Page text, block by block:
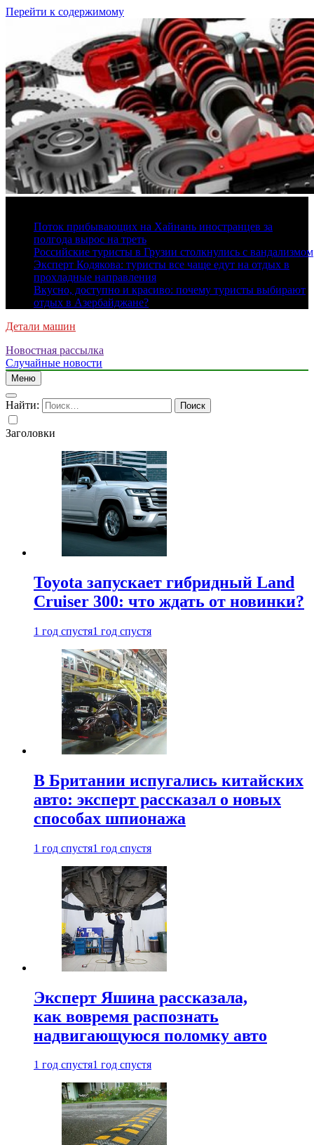
Перейти к содержимому
Поток прибывающих на Хайнань иностранцев за
полгода вырос на треть
Российские туристы в Грузии столкнулись с вандализмом
Эксперт Кодякова: туристы все чаще едут на отдых в
прохладные направления
Вкусно, доступно и красиво: почему туристы выбирают
отдых в Азербайджане?
Детали машин
Новостная рассылка
Случайные новости
Меню
Найти:
Заголовки
Toyota запускает гибридный Land
Cruiser 300: что ждать от новинки?
1 год спустя1 год спустя
В Британии испугались китайских
авто: эксперт рассказал о новых
способах шпионажа
1 год спустя1 год спустя
Эксперт Яшина рассказала,
как вовремя распознать
надвигающуюся поломку авто
1 год спустя1 год спустя